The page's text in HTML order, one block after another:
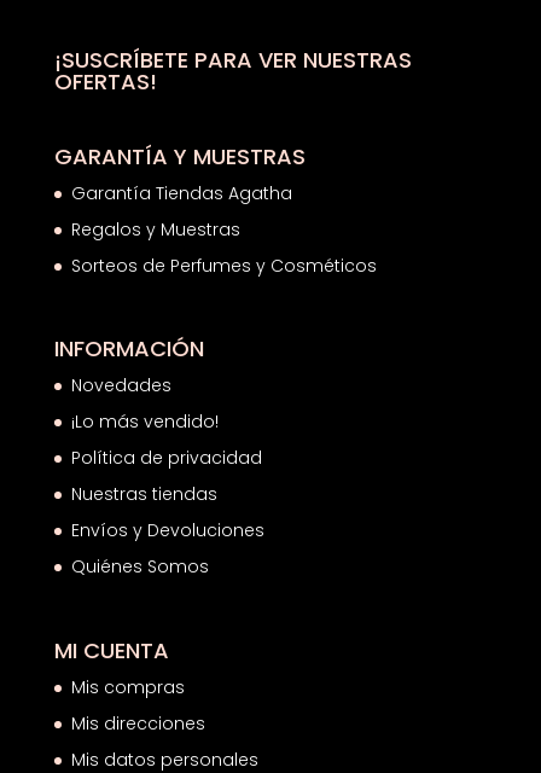
¡SUSCRÍBETE PARA VER NUESTRAS
OFERTAS!
GARANTÍA Y MUESTRAS
Garantía Tiendas Agatha
Regalos y Muestras
Sorteos de Perfumes y Cosméticos
INFORMACIÓN
Novedades
¡Lo más vendido!
Política de privacidad
Nuestras tiendas
Envíos y Devoluciones
Quiénes Somos
MI CUENTA
Mis compras
Mis direcciones
Mis datos personales